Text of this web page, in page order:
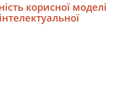
корисної моделі